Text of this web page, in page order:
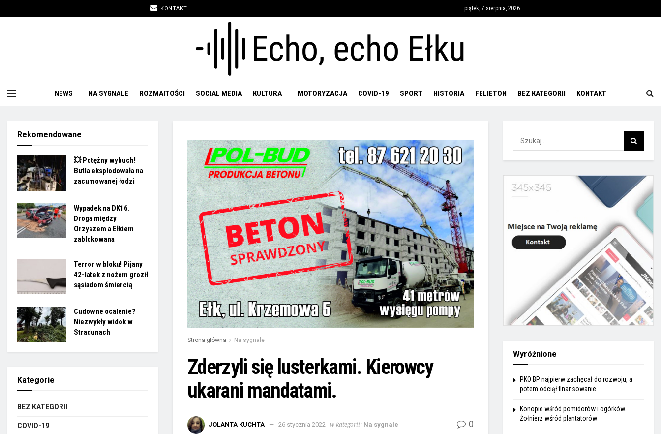
KONTAKT piątek, 7 sierpnia, 2026
NEWS NA SYGNALE ROZMAITOŚCI SOCIAL MEDIA KULTURA MOTORYZACJA COVID-19 SPORT HISTORIA FELIETON BEZ KATEGORII KONTAKT
Strona główna Na sygnale
Zderzyli się lusterkami. Kierowcy
ukarani mandatami.
JOLANTA KUCHTA 26 stycznia 2022 w kategorii: Na sygnale 0
Rekomendowane
💥 Potężny wybuch!
Butla eksplodowała na
zacumowanej łodzi
Wypadek na DK16.
Droga między
Orzyszem a Ełkiem
zablokowana
Terror w bloku! Pijany
42-latek z nożem groził
sąsiadom śmiercią
Cudowne ocalenie?
Niezwykły widok w
Stradunach
Kategorie
BEZ KATEGORII
COVID-19
Wyróżnione
PKO BP najpierw zachęcał do rozwoju, a
potem odciął finansowanie
Konopie wśród pomidorów i ogórków.
Żołnierz wśród plantatorów